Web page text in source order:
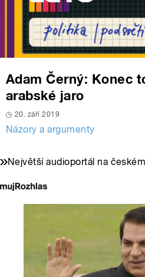
Adam Černý: Konec
arabské jaro
20. září 2019
Názory a argumenty
Největší audioportál na